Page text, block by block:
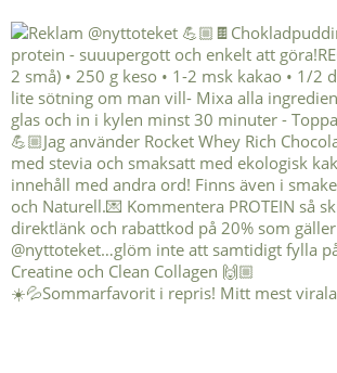
☀️💦Sommarfavorit i repris! Mitt mest virala